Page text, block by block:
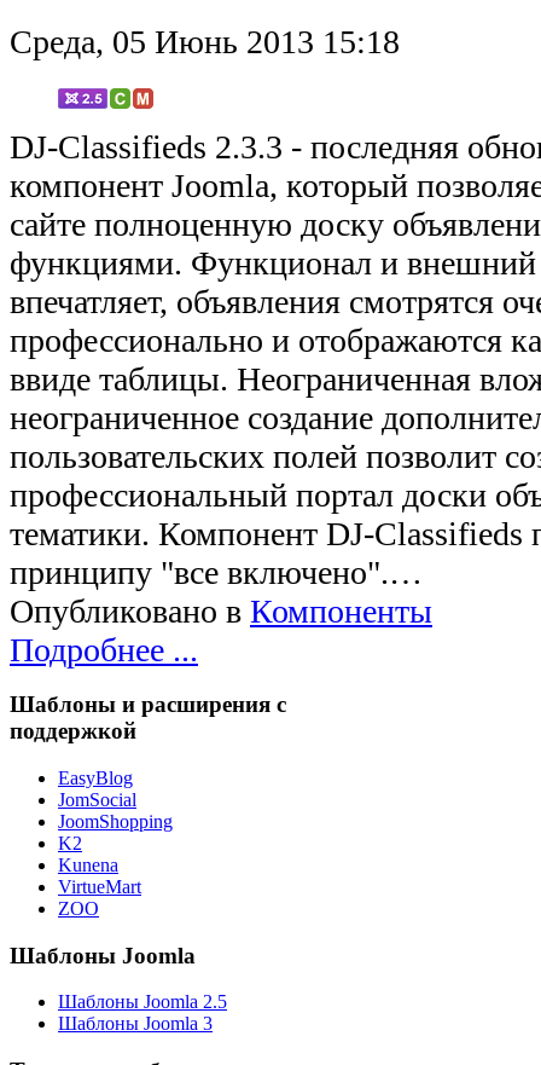
Среда, 05 Июнь 2013 15:18
DJ-Classifieds 2.3.3 - последняя
компонент Joomla, который
сайте полноценную доску
функциями. Функционал и внешний
впечатляет, объявления смотрятся
профессионально и отображаются
ввиде таблицы. Неограниченная
неограниченное создание
пользовательских полей позволит
профессиональный портал доски
тематики. Компонент DJ-Classifieds
принципу "все включено".…
Опубликовано в Компоненты
Подробнее ...
Шаблоны и расширения с
поддержкой
EasyBlog
JomSocial
JoomShopping
K2
Kunena
VirtueMart
ZOO
Шаблоны Joomla
Шаблоны Joomla 2.5
Шаблоны Joomla 3